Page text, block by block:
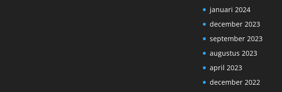
januari 2024
december 2023
september 2023
augustus 2023
april 2023
december 2022